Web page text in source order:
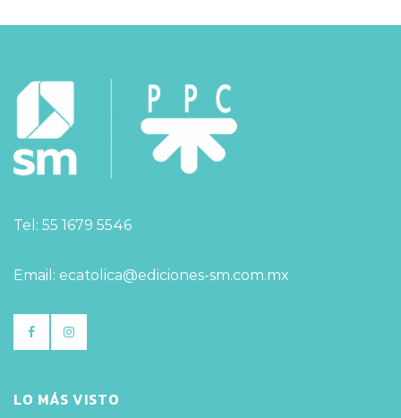
Tel: 55 1679 5546
Email: ecatolica@ediciones-sm.com.mx
LO MÁS VISTO